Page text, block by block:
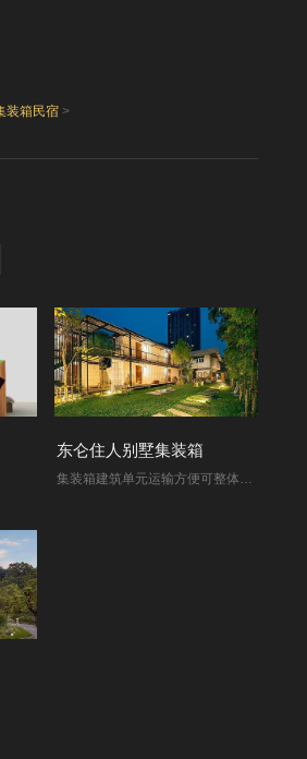
装箱民宿 >
东仑住人别墅集装箱
集装箱建筑单元运输方便可整体迁移，集装箱组合建筑组装拆卸方便，尤其适合使用期限有限需要更换地点的建筑类型; 此类建筑坚固耐用，主要结构单元..